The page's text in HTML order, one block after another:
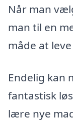
Når man
man til en
måde at
Endelig kan
fantastisk
lære nye